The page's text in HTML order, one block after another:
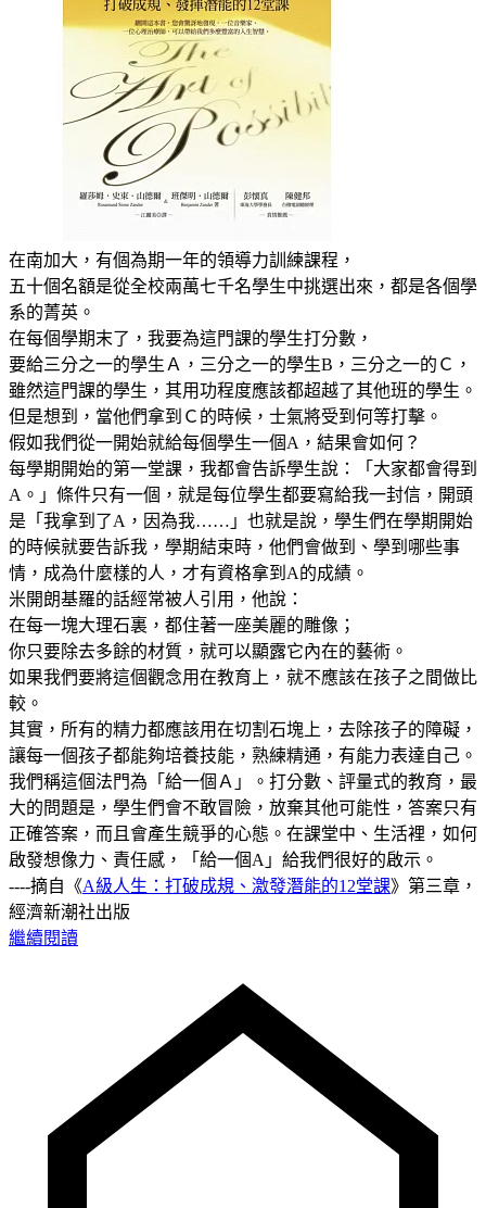
在南加大，有個為期一年的領導力訓練課程，
五十個名額是從全校兩萬七千名學生中挑選出來，都是各個學
系的菁英。
在每個學期末了，我要為這門課的學生打分數，
要給三分之一的學生Ａ，三分之一的學生B，三分之一的Ｃ，
雖然這門課的學生，其用功程度應該都超越了其他班的學生。
但是想到，當他們拿到Ｃ的時候，士氣將受到何等打擊。
假如我們從一開始就給每個學生一個A，結果會如何？
每學期開始的第一堂課，我都會告訴學生說：「大家都會得到
A。」條件只有一個，就是每位學生都要寫給我一封信，開頭
是「我拿到了A，因為我……」也就是說，學生們在學期開始
的時候就要告訴我，學期結束時，他們會做到、學到哪些事
情，成為什麼樣的人，才有資格拿到A的成績。
米開朗基羅的話經常被人引用，他說：
在每一塊大理石裏，都住著一座美麗的雕像；
你只要除去多餘的材質，就可以顯露它內在的藝術。
如果我們要將這個觀念用在教育上，就不應該在孩子之間做比
較。
其實，所有的精力都應該用在切割石塊上，去除孩子的障礙，
讓每一個孩子都能夠培養技能，熟練精通，有能力表達自己。
我們稱這個法門為「給一個Ａ」。打分數、評量式的教育，最
大的問題是，學生們會不敢冒險，放棄其他可能性，答案只有
正確答案，而且會產生競爭的心態。在課堂中、生活裡，如何
啟發想像力、責任感，「給一個A」給我們很好的啟示。
----摘自《A級人生：打破成規、激發潛能的12堂課》第三章，
經濟新潮社出版
繼續閱讀